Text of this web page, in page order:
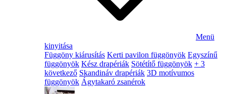
Menü
kinyitása
Függöny kiárusítás Kerti pavilon függönyök Egyszínű
függönyök Kész drapériák Sötétítő függönyök + 3
következő Skandináv drapériák 3D motívumos
függönyök Ágytakaró zsanérok